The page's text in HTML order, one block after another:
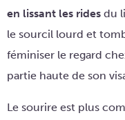
en lissant les rides du
le sourcil lourd et
féminiser le regard
partie haute de son
Le sourire est plus